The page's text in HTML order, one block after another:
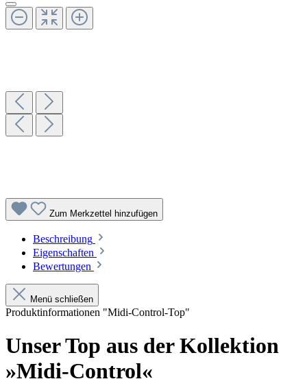
Zum Merkzettel hinzufügen
Beschreibung
Eigenschaften
Bewertungen
Menü schließen
Produktinformationen "Midi-Control-Top"
Unser Top aus der Kollektion
»Midi-Control«